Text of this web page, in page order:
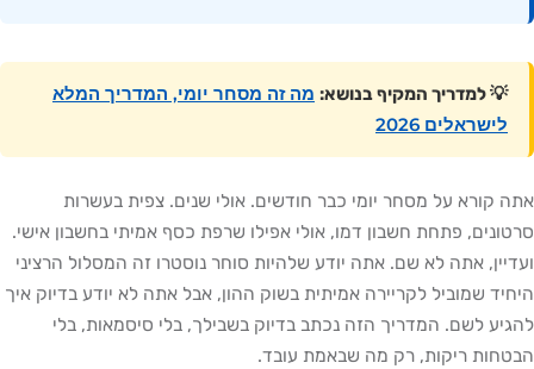
💡 למדריך המקיף בנושא: מה זה מסחר יומי, המדריך המלא
לישראלים 2026
אתה קורא על מסחר יומי כבר חודשים. אולי שנים. צפית בעשרות
סרטונים, פתחת חשבון דמו, אולי אפילו שרפת כסף אמיתי בחשבון אישי.
ועדיין, אתה לא שם. אתה יודע שלהיות סוחר נוסטרו זה המסלול הרציני
היחיד שמוביל לקריירה אמיתית בשוק ההון, אבל אתה לא יודע בדיוק איך
להגיע לשם. המדריך הזה נכתב בדיוק בשבילך, בלי סיסמאות, בלי
הבטחות ריקות, רק מה שבאמת עובד.